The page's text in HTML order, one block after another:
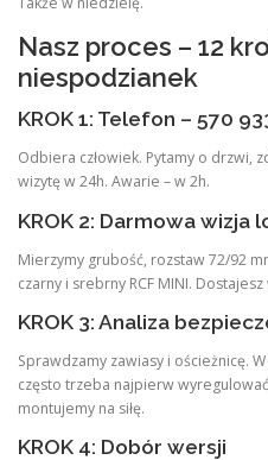
Nasz proces – 12
niespodzianek
KROK 1: Telefon – 570
Odbiera człowiek. Pytamy o drzwi,
wizytę w 24h. Awarie – w 2h.
KROK 2: Darmowa wizja
Mierzymy grubość, rozstaw 72/92
czarny i srebrny RCF MINI.
KROK 3: Analiza
Sprawdzamy zawiasy i ościeżnicę.
często trzeba najpierw
montujemy na siłę.
KROK 4: Dobór wersji